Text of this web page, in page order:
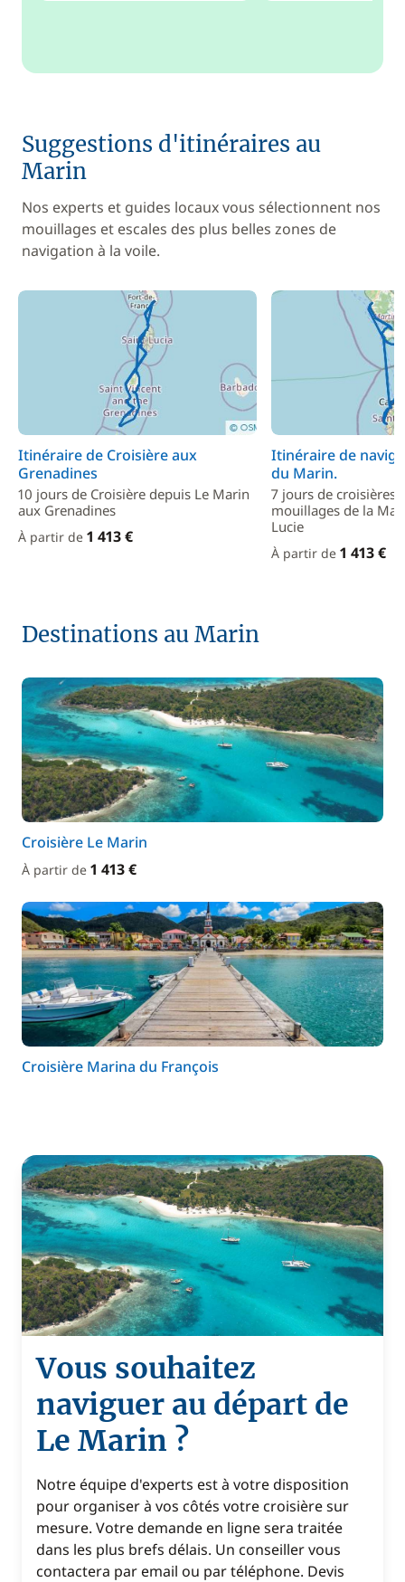
Suggestions d'itinéraires au
Marin
Nos experts et guides locaux vous sélectionnent nos
mouillages et escales des plus belles zones de
navigation à la voile.
Itinéraire de Croisière aux
Grenadines
10 jours de Croisière depuis Le Marin
aux Grenadines
À partir de 1 413 €
Itinéraire de
du Marin.
7 jours de croisières
mouillages de la
Lucie
À partir de 1 413 €
Destinations au Marin
Croisière Le Marin
À partir de 1 413 €
Croisière Marina du François
Vous souhaitez
naviguer au départ de
Le Marin ?
Notre équipe d'experts est à votre disposition
pour organiser à vos côtés votre croisière sur
mesure. Votre demande en ligne sera traitée
dans les plus brefs délais. Un conseiller vous
contactera par email ou par téléphone. Devis